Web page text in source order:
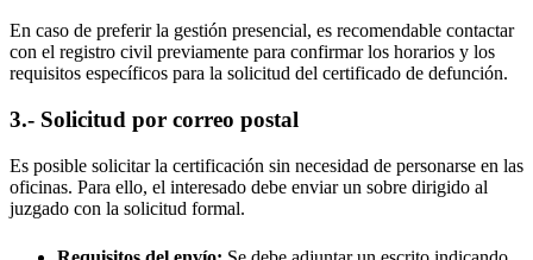
En caso de preferir la gestión presencial, es recomendable contactar
con el registro civil previamente para confirmar los horarios y los
requisitos específicos para la solicitud del certificado de defunción.
3.- Solicitud por correo postal
Es posible solicitar la certificación sin necesidad de personarse en las
oficinas. Para ello, el interesado debe enviar un sobre dirigido al
juzgado con la solicitud formal.